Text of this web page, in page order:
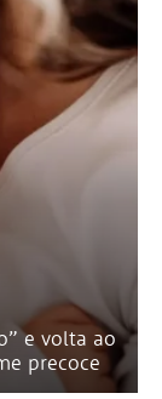
e volta ao
precoce